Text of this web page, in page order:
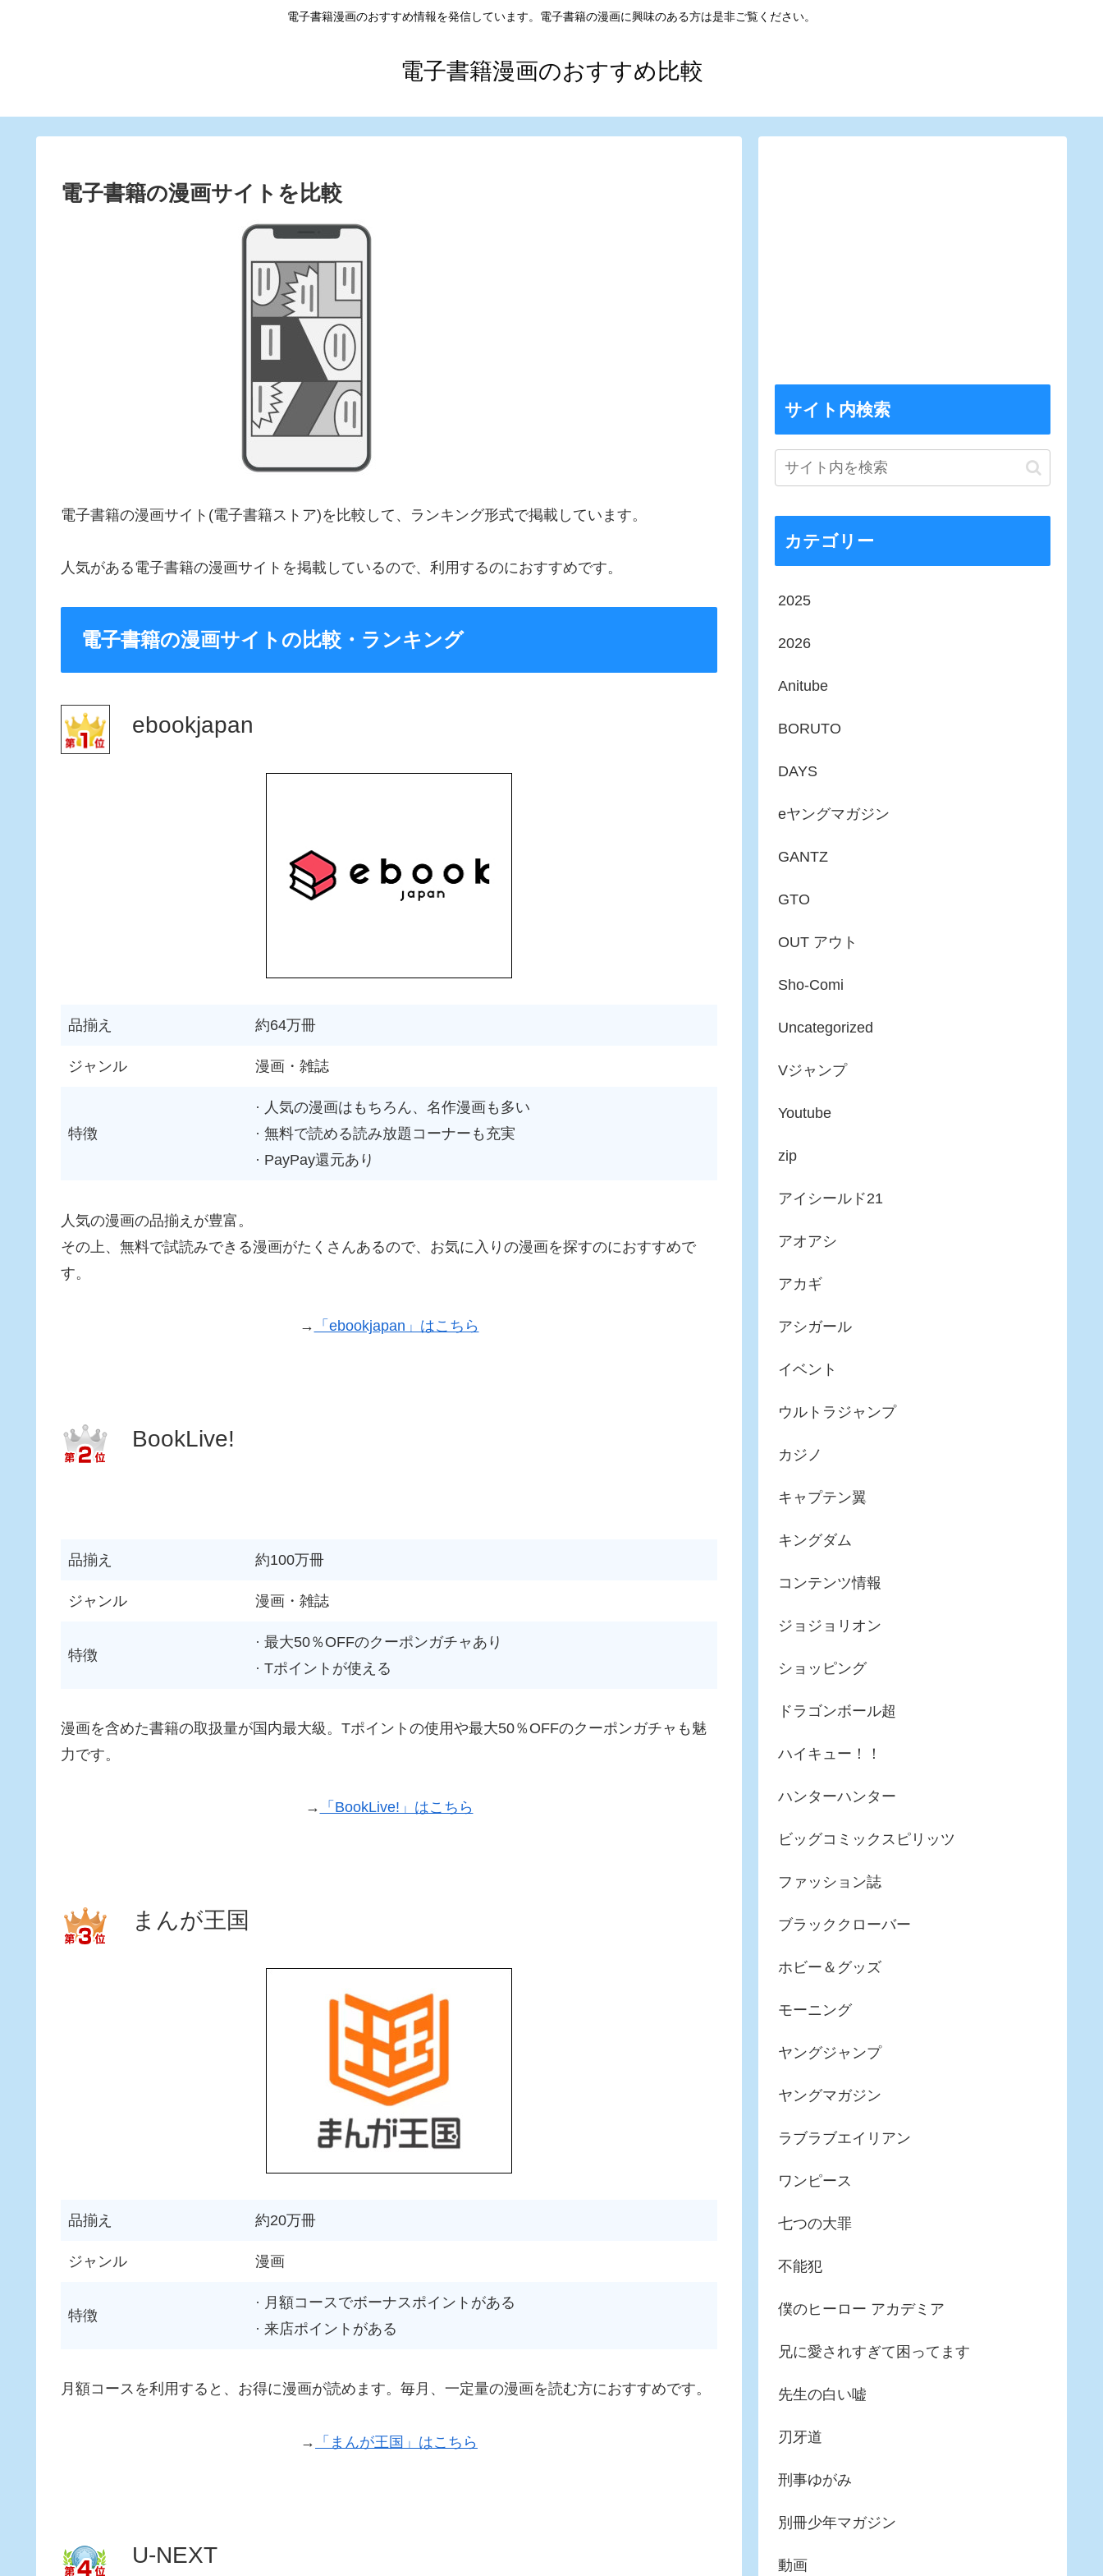
電子書籍漫画のおすすめ情報を発信しています。電子書籍の漫画に興味のある方は是非ご覧ください。
電子書籍漫画のおすすめ比較
電子書籍の漫画サイトを比較
電子書籍の漫画サイト(電子書籍ストア)を比較して、ランキング形式で掲載しています。
人気がある電子書籍の漫画サイトを掲載しているので、利用するのにおすすめです。
電子書籍の漫画サイトの比較・ランキング
ebookjapan
品揃え 約64万冊
ジャンル 漫画・雑誌
特徴
· 人気の漫画はもちろん、名作漫画も多い
· 無料で読める読み放題コーナーも充実
· PayPay還元あり
人気の漫画の品揃えが豊富。
その上、無料で試読みできる漫画がたくさんあるので、お気に入りの漫画を探すのにおすすめで
す。
→ 「ebookjapan」はこちら
BookLive!
品揃え 約100万冊
ジャンル 漫画・雑誌
特徴
· 最大50％OFFのクーポンガチャあり
· Tポイントが使える
漫画を含めた書籍の取扱量が国内最大級。Tポイントの使用や最大50％OFFのクーポンガチャも魅
力です。
→ 「BookLive!」はこちら
まんが王国
品揃え 約20万冊
ジャンル 漫画
特徴
· 月額コースでボーナスポイントがある
· 来店ポイントがある
月額コースを利用すると、お得に漫画が読めます。毎月、一定量の漫画を読む方におすすめです。
→ 「まんが王国」はこちら
U-NEXT
サイト内検索
カテゴリー
2025
2026
Anitube
BORUTO
DAYS
eヤングマガジン
GANTZ
GTO
OUT アウト
Sho-Comi
Uncategorized
Vジャンプ
Youtube
zip
アイシールド21
アオアシ
アカギ
アシガール
イベント
ウルトラジャンプ
カジノ
キャプテン翼
キングダム
コンテンツ情報
ジョジョリオン
ショッピング
ドラゴンボール超
ハイキュー！！
ハンターハンター
ビッグコミックスピリッツ
ファッション誌
ブラッククローバー
ホビー＆グッズ
モーニング
ヤングジャンプ
ヤングマガジン
ラブラブエイリアン
ワンピース
七つの大罪
不能犯
僕のヒーロー アカデミア
兄に愛されすぎて困ってます
先生の白い嘘
刃牙道
刑事ゆがみ
別冊少年マガジン
動画